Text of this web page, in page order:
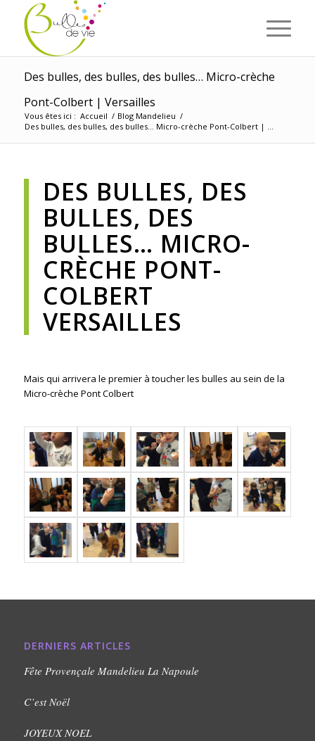
Des bulles, des bulles, des bulles… Micro-crèche
Pont-Colbert | Versailles
Vous êtes ici : Accueil / Blog Mandelieu /
Des bulles, des bulles, des bulles… Micro-crèche Pont-Colbert | ...
DES BULLES, DES
BULLES, DES
BULLES… MICRO-
CRÈCHE PONT-
COLBERT
VERSAILLES
Mais qui arrivera le premier à toucher les bulles au sein de la
Micro-crèche Pont Colbert
DERNIERS ARTICLES
Fête Provençale Mandelieu La Napoule
C’est Noël
JOYEUX NOEL
Panneau de gestion des cookies